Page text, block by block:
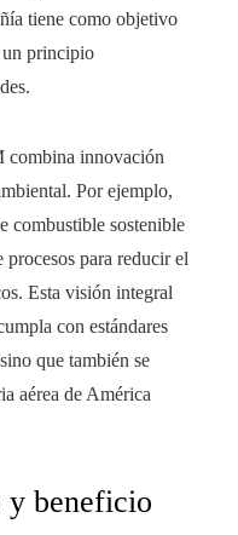
tiene como objetivo
principio
combina innovación
Por ejemplo,
combustible sostenible
para reducir el
Esta visión integral
con estándares
que también se
aérea de América
beneficio